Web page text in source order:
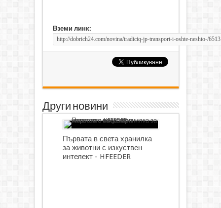
Вземи линк:
Други новини
Първата в света хранилка
за животни с изкуствен
интелект - HFEEDER